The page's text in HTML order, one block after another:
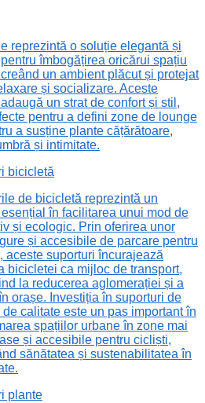
reprezintă o soluție elegantă și
îmbogățirea oricărui spațiu
un ambient plăcut și protejat
și socializare. Aceste
un strat de confort și stil,
pentru a defini zone de lounge
a susține plante cățărătoare,
și intimitate.
bicicletă
de bicicletă reprezintă un
în facilitarea unui mod de
și ecologic. Prin oferirea unor
și accesibile de parcare pentru
aceste suporturi încurajează
bicicletei ca mijloc de transport,
la reducerea aglomerației și a
orașe. Investiția în suporturi de
de calitate este un pas important în
spațiilor urbane în zone mai
și accesibile pentru cicliști,
sănătatea și sustenabilitatea în
plante